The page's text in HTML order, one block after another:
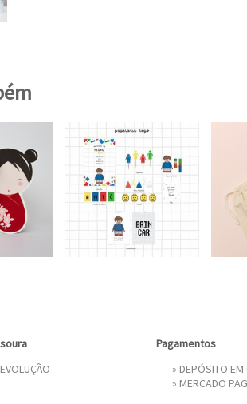
Pagamentos
» DEPÓSITO EM
» MERCADO